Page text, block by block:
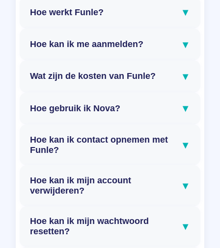
Hoe werkt Funle? ▾
Hoe kan ik me aanmelden? ▾
Wat zijn de kosten van Funle? ▾
Hoe gebruik ik Nova? ▾
Hoe kan ik contact opnemen met
Funle?
▾
Hoe kan ik mijn account
verwijderen?
▾
Hoe kan ik mijn wachtwoord
resetten?
▾